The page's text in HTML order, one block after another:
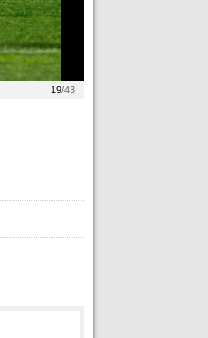
19/43